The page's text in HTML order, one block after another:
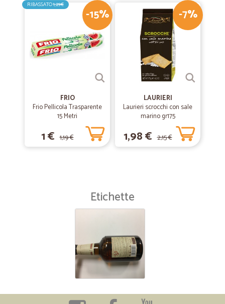
-15%
RIBASSATO1,29€
FRIO
Frio Pellicola Trasparente
15 Metri
1 € 1,19 €
-7%
LAURIERI
Laurieri scrocchi con sale
marino gr175
1,98 € 2,15 €
Etichette